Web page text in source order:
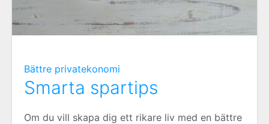
Bättre privatekonomi
Smarta spartips
Om du vill skapa dig ett rikare liv med en bättre